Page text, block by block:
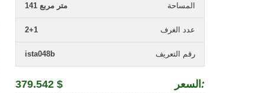
المساحة 141 متر مربع
عدد الغرف 2+1
رقم التعريف ista048b
السعر :
379.542 $